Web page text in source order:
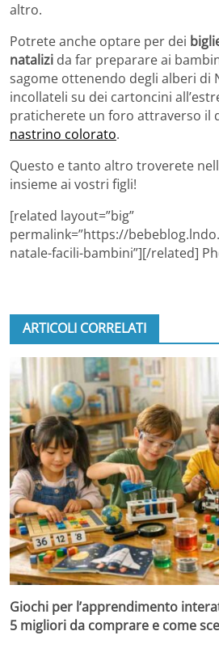
altro.
Potrete anche optare per dei
natalizi da far preparare ai
sagome ottenendo degli alberi di
incollateli su dei cartoncini
praticherete un foro attraverso il
nastrino colorato.
Questo e tanto altro troverete
insieme ai vostri figli!
[related layout=”big”
permalink=”https://
natale-facili-bambini”][/related]
ARTICOLI CORRELATI
Giochi per l’apprendimento
5 migliori da comprare e come